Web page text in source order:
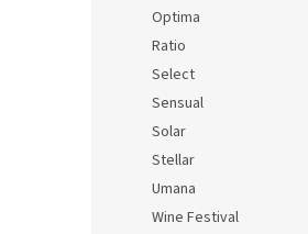
Optima
Ratio
Select
Sensual
Solar
Stellar
Umana
Wine Festival